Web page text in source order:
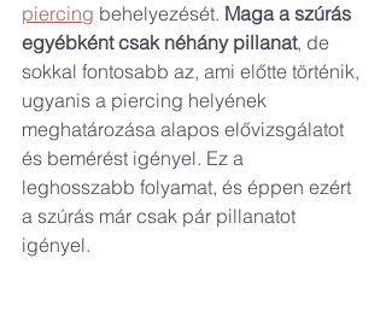
piercing behelyezését. Maga a szúrás
egyébként csak néhány pillanat, de
sokkal fontosabb az, ami előtte történik,
ugyanis a piercing helyének
meghatározása alapos elővizsgálatot
és bemérést igényel. Ez a
leghosszabb folyamat, és éppen ezért
a szúrás már csak pár pillanatot
igényel.